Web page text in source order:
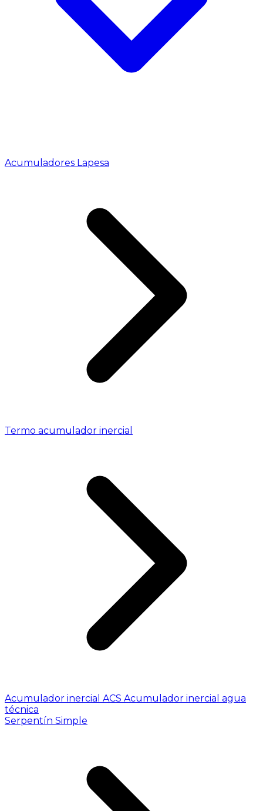
Acumuladores Lapesa
Termo acumulador inercial
Acumulador inercial ACS Acumulador inercial agua
técnica
Serpentín Simple